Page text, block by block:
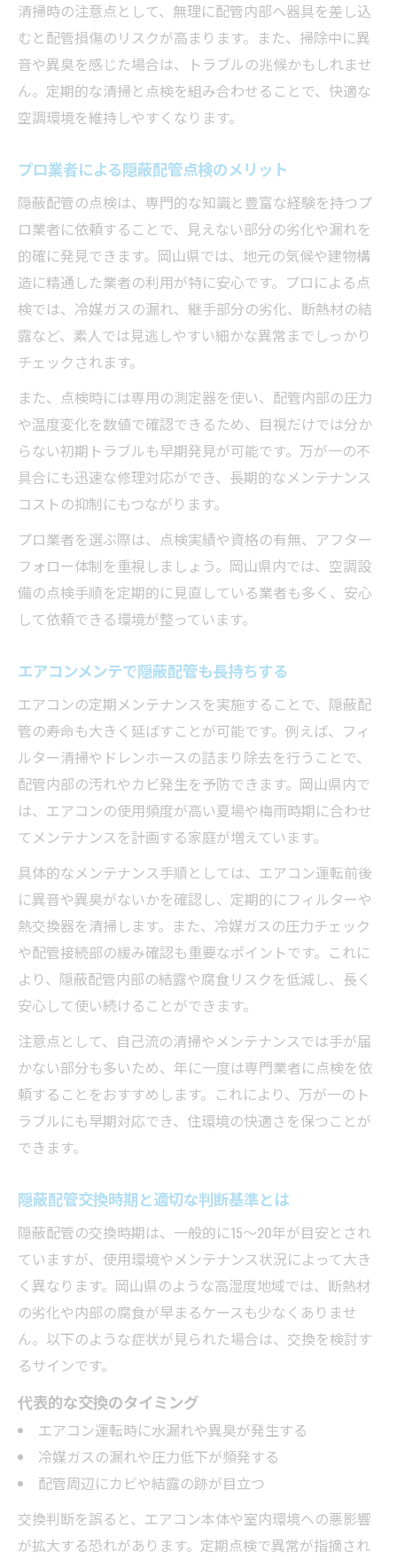
清掃時の注意点として、無理に配管内部へ器具を差し込
むと配管損傷のリスクが高まります。また、掃除中に異
音や異臭を感じた場合は、トラブルの兆候かもしれませ
ん。定期的な清掃と点検を組み合わせることで、快適な
空調環境を維持しやすくなります。
プロ業者による隠蔽配管点検のメリット
隠蔽配管の点検は、専門的な知識と豊富な経験を持つプ
ロ業者に依頼することで、見えない部分の劣化や漏れを
的確に発見できます。岡山県では、地元の気候や建物構
造に精通した業者の利用が特に安心です。プロによる点
検では、冷媒ガスの漏れ、継手部分の劣化、断熱材の結
露など、素人では見逃しやすい細かな異常までしっかり
チェックされます。
また、点検時には専用の測定器を使い、配管内部の圧力
や温度変化を数値で確認できるため、目視だけでは分か
らない初期トラブルも早期発見が可能です。万が一の不
具合にも迅速な修理対応ができ、長期的なメンテナンス
コストの抑制にもつながります。
プロ業者を選ぶ際は、点検実績や資格の有無、アフター
フォロー体制を重視しましょう。岡山県内では、空調設
備の点検手順を定期的に見直している業者も多く、安心
して依頼できる環境が整っています。
エアコンメンテで隠蔽配管も長持ちする
エアコンの定期メンテナンスを実施することで、隠蔽配
管の寿命も大きく延ばすことが可能です。例えば、フィ
ルター清掃やドレンホースの詰まり除去を行うことで、
配管内部の汚れやカビ発生を予防できます。岡山県内で
は、エアコンの使用頻度が高い夏場や梅雨時期に合わせ
てメンテナンスを計画する家庭が増えています。
具体的なメンテナンス手順としては、エアコン運転前後
に異音や異臭がないかを確認し、定期的にフィルターや
熱交換器を清掃します。また、冷媒ガスの圧力チェック
や配管接続部の緩み確認も重要なポイントです。これに
より、隠蔽配管内部の結露や腐食リスクを低減し、長く
安心して使い続けることができます。
注意点として、自己流の清掃やメンテナンスでは手が届
かない部分も多いため、年に一度は専門業者に点検を依
頼することをおすすめします。これにより、万が一のト
ラブルにも早期対応でき、住環境の快適さを保つことが
できます。
隠蔽配管交換時期と適切な判断基準とは
隠蔽配管の交換時期は、一般的に15〜20年が目安とされ
ていますが、使用環境やメンテナンス状況によって大き
く異なります。岡山県のような高湿度地域では、断熱材
の劣化や内部の腐食が早まるケースも少なくありませ
ん。以下のような症状が見られた場合は、交換を検討す
るサインです。
代表的な交換のタイミング
エアコン運転時に水漏れや異臭が発生する
冷媒ガスの漏れや圧力低下が頻発する
配管周辺にカビや結露の跡が目立つ
交換判断を誤ると、エアコン本体や室内環境への悪影響
が拡大する恐れがあります。定期点検で異常が指摘され